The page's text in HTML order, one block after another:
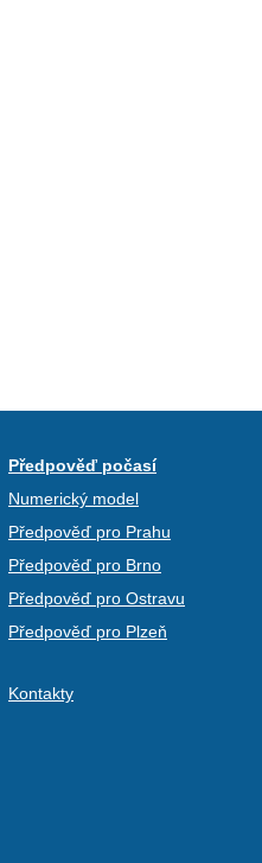
Předpověď počasí
Numerický model
Předpověď pro Prahu
Předpověď pro Brno
Předpověď pro Ostravu
Předpověď pro Plzeň
Kontakty